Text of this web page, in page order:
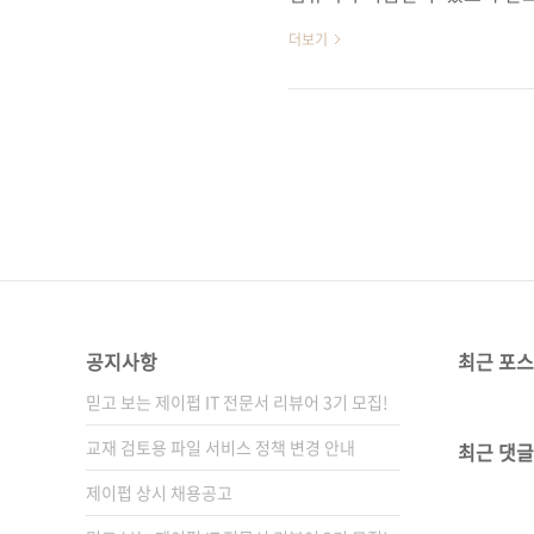
니다. 따라서 인공지능을 배울
더보기
공지사항
믿고 보는 제이펍 IT 전문서 리뷰어 3기 모집!
교재 검토용 파일 서비스 정책 변경 안내
제이펍 상시 채용공고
최근 포
최근 댓글